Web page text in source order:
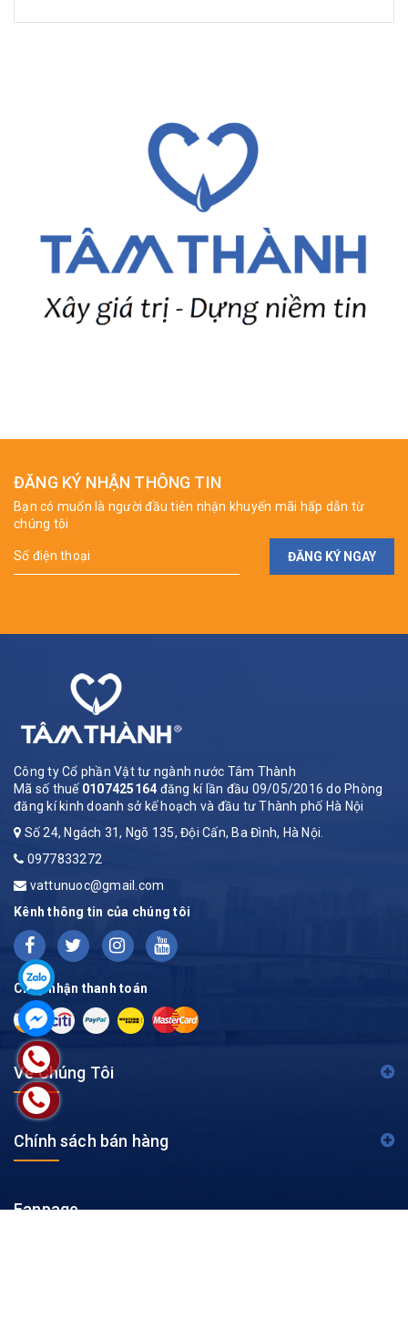
ĐĂNG KÝ NHẬN THÔNG TIN
Bạn có muốn là người đầu tiên nhận khuyến mãi hấp dẫn từ
chúng tôi
ĐĂNG KÝ NGAY
Công ty Cổ phần Vật tư ngành nước Tâm Thành
Mã số thuế 0107425164 đăng kí lần đầu 09/05/2016 do Phòng
đăng kí kinh doanh sở kế hoạch và đầu tư Thành phố Hà Nội
Số 24, Ngách 31, Ngõ 135, Đội Cấn, Ba Đình, Hà Nội.
0977833272
vattunuoc@gmail.com
Kênh thông tin của chúng tôi
Chấp nhận thanh toán
Về Chúng Tôi
Chính sách bán hàng
Fanpage